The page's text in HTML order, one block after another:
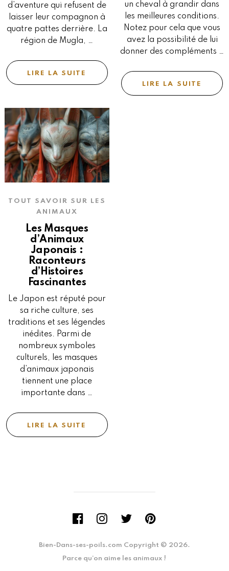
d’aventure qui refusent de
laisser leur compagnon à
quatre pattes derrière. La
région de Mugla, …
LIRE LA SUITE
un cheval à grandir dans
les meilleures conditions.
Notez pour cela que vous
avez la possibilité de lui
donner des compléments …
LIRE LA SUITE
TOUT SAVOIR SUR LES
ANIMAUX
Les Masques
d’Animaux
Japonais :
Raconteurs
d’Histoires
Fascinantes
Le Japon est réputé pour
sa riche culture, ses
traditions et ses légendes
inédites. Parmi de
nombreux symboles
culturels, les masques
d’animaux japonais
tiennent une place
importante dans …
LIRE LA SUITE
Bien-Dans-ses-poils.com Copyright © 2026.
Parce qu’on aime les animaux !